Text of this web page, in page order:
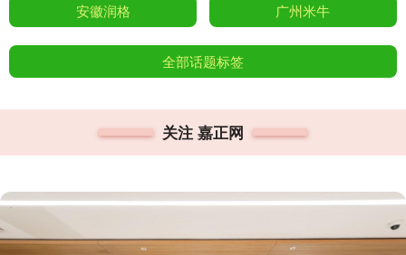
安徽润格 广州米牛
全部话题标签
关注 嘉正网